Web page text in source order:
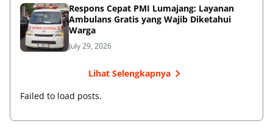
Respons Cepat PMI Lumajang: Layanan
Ambulans Gratis yang Wajib Diketahui
Warga
July 29, 2026
Lihat Selengkapnya
Failed to load posts.